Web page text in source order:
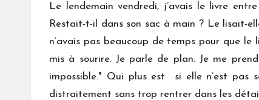
Le lendemain vendredi, j’avais le livre
Restait-t-il dans son sac à main ? Le lisait-
n’avais pas beaucoup de temps pour que
mis à sourire. Je parle de plan. Je me
impossible." Qui plus est si elle n’est pas
distraitement sans trop rentrer dans les